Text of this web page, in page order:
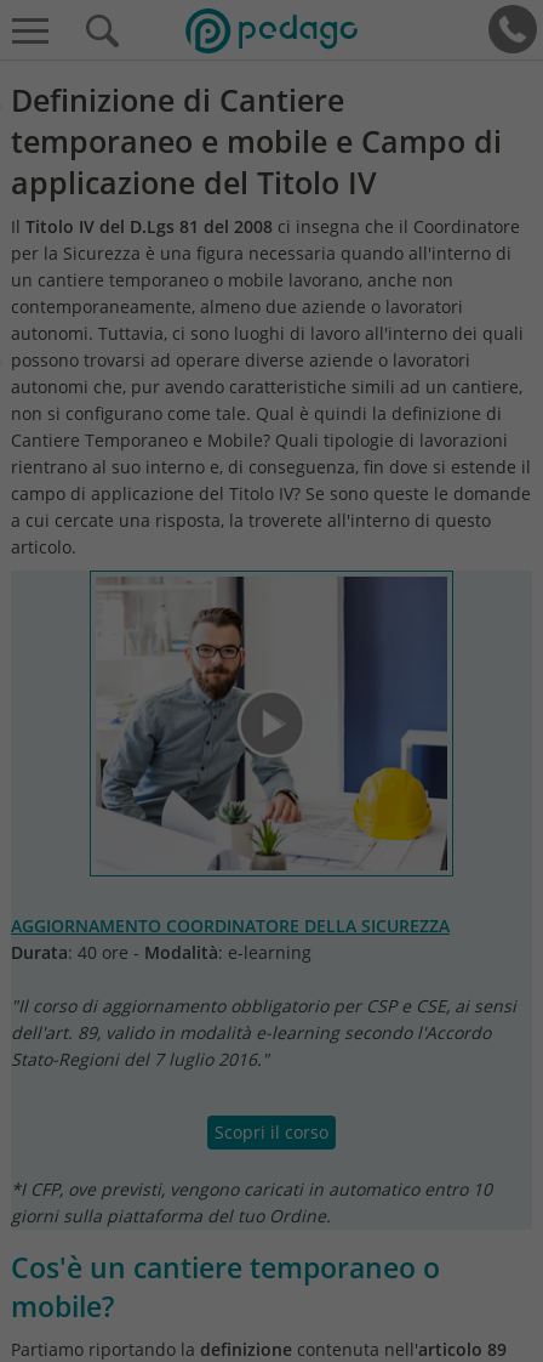
Definizione di Cantiere
temporaneo e mobile e Campo di
applicazione del Titolo IV
Il Titolo IV del D.Lgs 81 del 2008 ci insegna che il Coordinatore
per la Sicurezza è una figura necessaria quando all'interno di
un cantiere temporaneo o mobile lavorano, anche non
contemporaneamente, almeno due aziende o lavoratori
autonomi. Tuttavia, ci sono luoghi di lavoro all'interno dei quali
possono trovarsi ad operare diverse aziende o lavoratori
autonomi che, pur avendo caratteristiche simili ad un cantiere,
non si configurano come tale. Qual è quindi la definizione di
Cantiere Temporaneo e Mobile? Quali tipologie di lavorazioni
rientrano al suo interno e, di conseguenza, fin dove si estende il
campo di applicazione del Titolo IV? Se sono queste le domande
a cui cercate una risposta, la troverete all'interno di questo
articolo.
AGGIORNAMENTO COORDINATORE DELLA SICUREZZA
Durata: 40 ore - Modalità: e-learning
"Il corso di aggiornamento obbligatorio per CSP e CSE, ai sensi
dell'art. 89, valido in modalità e-learning secondo l'Accordo
Stato-Regioni del 7 luglio 2016."
Scopri il corso
*I CFP, ove previsti, vengono caricati in automatico entro 10
giorni sulla piattaforma del tuo Ordine.
Cos'è un cantiere temporaneo o
mobile?
Partiamo riportando la definizione contenuta nell'articolo 89